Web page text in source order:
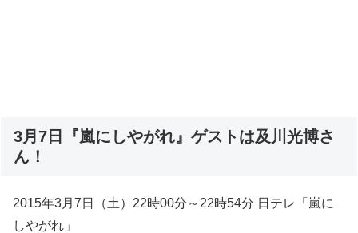
3月7日『嵐にしやがれ』ゲストは及川光博さ
ん！
2015年3月7日（土）22時00分～22時54分 日テレ「嵐に
しやがれ」